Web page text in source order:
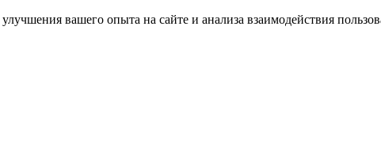
вашего опыта на сайте и анализа взаимодействия